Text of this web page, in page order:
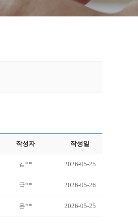
작성자 작성일
김** 2026-05-25
국** 2026-05-26
윤** 2026-05-25